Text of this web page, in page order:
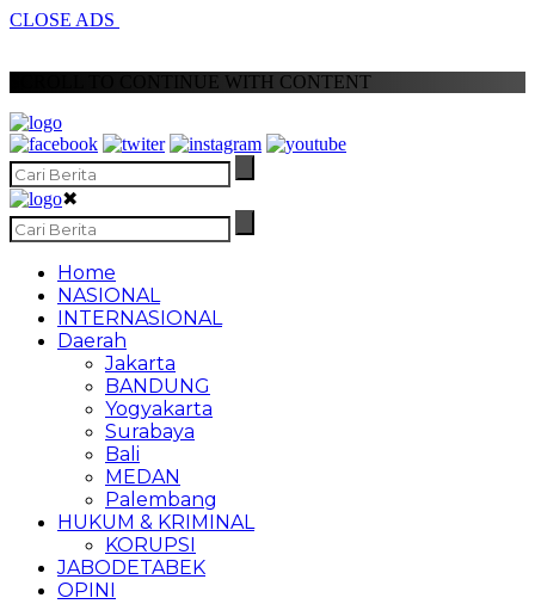
CLOSE ADS
SCROLL TO CONTINUE WITH CONTENT
✖
Home
NASIONAL
INTERNASIONAL
Daerah
Jakarta
BANDUNG
Yogyakarta
Surabaya
Bali
MEDAN
Palembang
HUKUM & KRIMINAL
KORUPSI
JABODETABEK
OPINI